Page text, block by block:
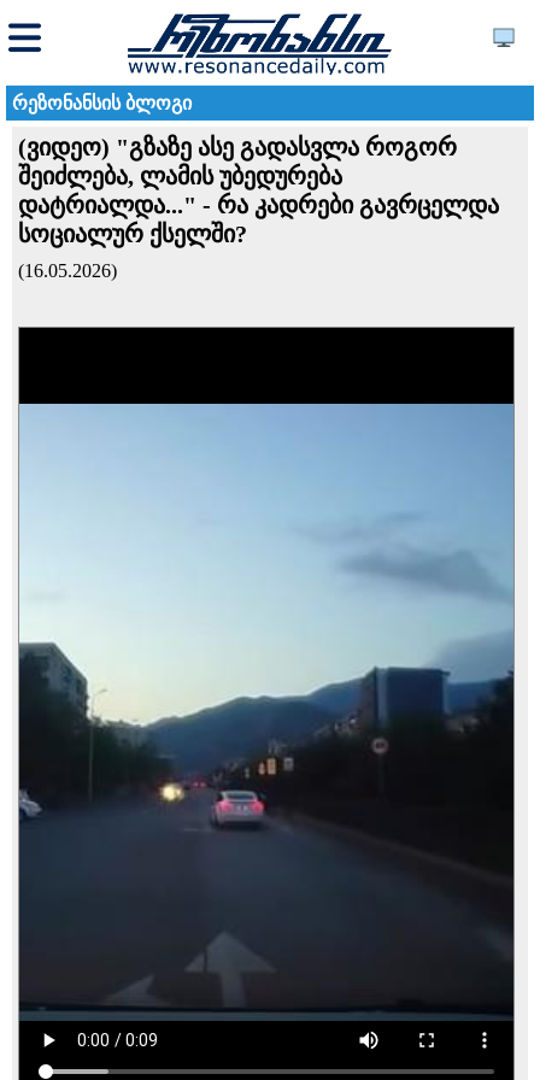
რეზონანსის ბლოგი
(ვიდეო) "გზაზე ასე გადასვლა როგორ
შეიძლება, ლამის უბედურება
დატრიალდა..." - რა კადრები გავრცელდა
სოციალურ ქსელში?
(16.05.2026)